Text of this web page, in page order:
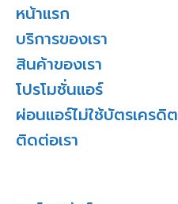
หน้าแรก
บริการของเรา
สินค้าของเรา
โปรโมชั่นแอร์
ผ่อนแอร์ไม่ใช้บัตรเครดิต
ติดต่อเรา